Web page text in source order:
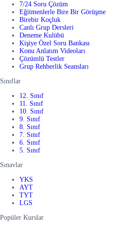
7/24 Soru Çözüm
Eğitmenlerle Bire Bir Görüşme
Birebir Koçluk
Canlı Grup Dersleri
Deneme Kulübü
Kişiye Özel Soru Bankası
Konu Anlatım Videoları
Çözümlü Testler
Grup Rehberlik Seansları
Sınıflar
12. Sınıf
11. Sınıf
10. Sınıf
9. Sınıf
8. Sınıf
7. Sınıf
6. Sınıf
5. Sınıf
Sınavlar
YKS
AYT
TYT
LGS
Popüler Kurslar